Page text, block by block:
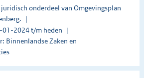
juridisch onderdeel van Omgevingsplan
01-2024 t/m heden
Binnenlandse Zaken en